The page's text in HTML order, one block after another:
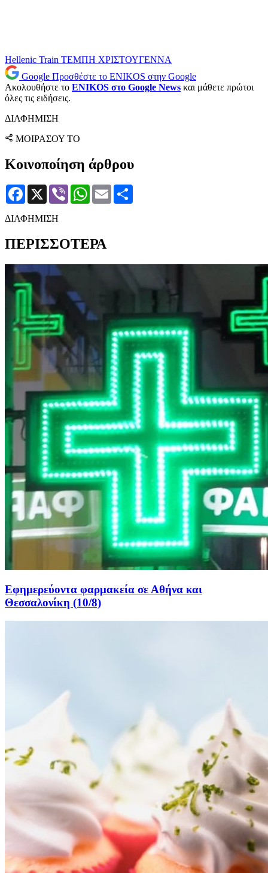
Hellenic Train ΤΕΜΠΗ ΧΡΙΣΤΟΥΓΕΝΝΑ
Google Προσθέστε το ENIKOS στην Google
Ακολουθήστε το ENIKOS στο Google News και μάθετε πρώτοι
όλες τις ειδήσεις.
ΔΙΑΦΗΜΙΣΗ
ΜΟΙΡΑΣΟΥ ΤΟ
Κοινοποίηση άρθρου
Facebook
X Viber WhatsApp
Email
ΔΙΑΦΗΜΙΣΗ
ΠΕΡΙΣΣΟΤΕΡΑ
Εφημερεύοντα φαρμακεία σε Αθήνα και
Θεσσαλονίκη (10/8)